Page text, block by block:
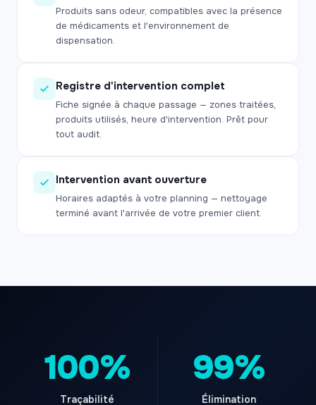
Produits sans odeur, compatibles avec la présence
de médicaments et l'environnement de
dispensation.
Registre d'intervention complet
Fiche signée à chaque passage — zones traitées,
produits utilisés, heure d'intervention. Prêt pour
tout audit.
Intervention avant ouverture
Horaires adaptés à votre planning — nettoyage
terminé avant l'arrivée de votre premier client.
100%
Traçabilité
99%
Élimination